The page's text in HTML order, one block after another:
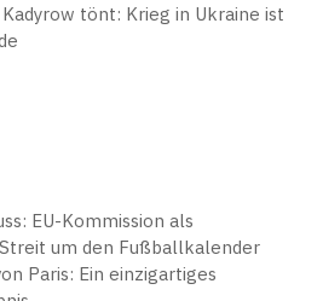
tönt: Krieg in Ukraine ist
EU-Kommission als
um den Fußballkalender
Paris: Ein einzigartiges